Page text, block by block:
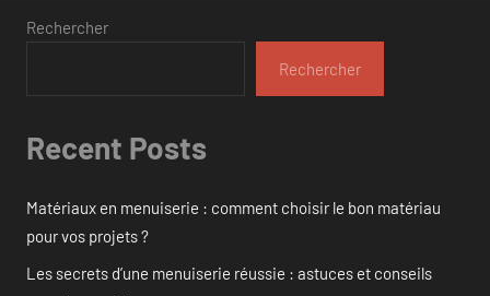
Rechercher
Rechercher
Recent Posts
Matériaux en menuiserie : comment choisir le bon matériau
pour vos projets ?
Les secrets d’une menuiserie réussie : astuces et conseils